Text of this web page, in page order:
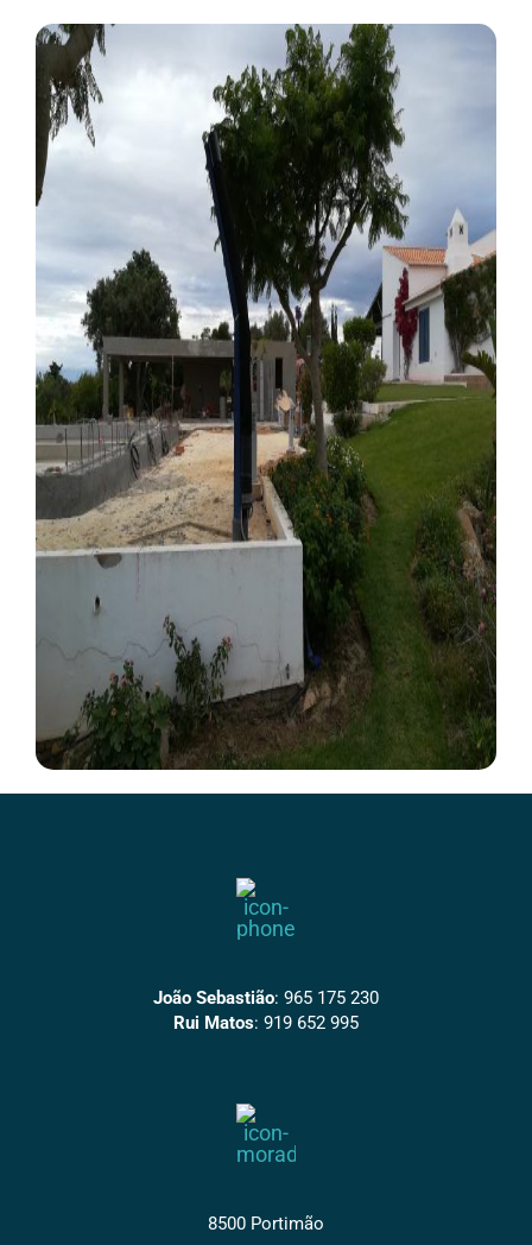
João Sebastião: 965 175 230
Rui Matos: 919 652 995
8500 Portimão